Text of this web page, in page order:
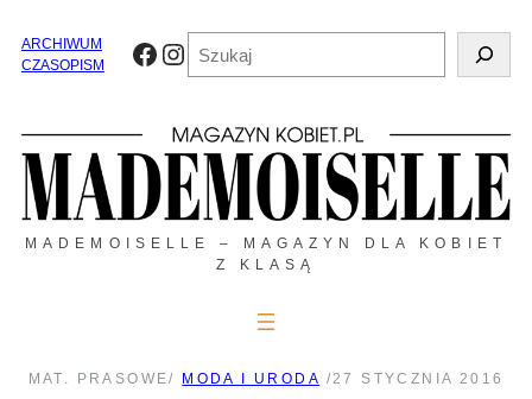
treściARCHIWUM
CZASOPISM
Facebook
Instagram
MADEMOISELLE – MAGAZYN DLA KOBIET
Z KLASĄ
MAT. PRASOWE/ MODA I URODA /27 STYCZNIA 2016